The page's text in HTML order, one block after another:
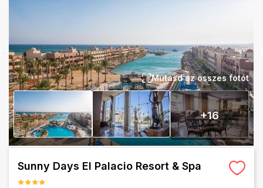
Mutasd az összes fotót
+16
Sunny Days El Palacio Resort & Spa